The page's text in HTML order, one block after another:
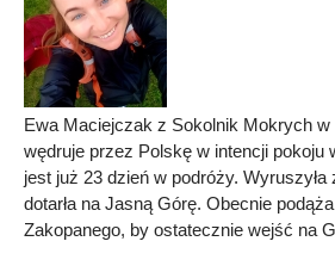
Ewa Maciejczak z Sokolnik Mokrych
wędruje przez Polskę w intencji pokoju
jest już 23 dzień w podróży.
dotarła na Jasną Górę. Obecnie
Zakopanego, by ostatecznie wejść na